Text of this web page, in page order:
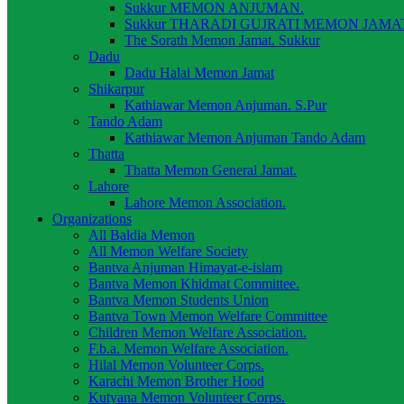
Sukkur MEMON ANJUMAN.
Sukkur THARADI GUJRATI MEMON
The Sorath Memon Jamat. Sukkur
Dadu
Dadu Halai Memon Jamat
Shikarpur
Kathiawar Memon Anjuman. S.Pur
Tando Adam
Kathiawar Memon Anjuman Tando Adam
Thatta
Thatta Memon General Jamat.
Lahore
Lahore Memon Association.
Organizations
All Baldia Memon
All Memon Welfare Society
Bantva Anjuman Himayat-e-islam
Bantva Memon Khidmat Committee.
Bantva Memon Students Union
Bantva Town Memon Welfare Committee
Children Memon Welfare Association.
F.b.a. Memon Welfare Association.
Hilal Memon Volunteer Corps.
Karachi Memon Brother Hood
Kutyana Memon Volunteer Corps.